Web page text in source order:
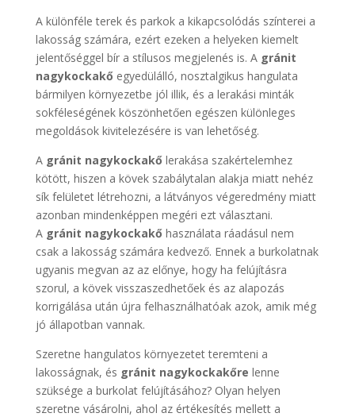
A különféle terek és parkok a kikapcsolódás színterei a
lakosság számára, ezért ezeken a helyeken kiemelt
jelentőséggel bír a stílusos megjelenés is. A gránit
nagykockakőegyedülálló, nosztalgikus hangulata
bármilyen környezetbe jól illik, és a lerakási minták
sokféleségének köszönhetően egészen különleges
megoldások kivitelezésére is van lehetőség.
A gránit nagykockakőlerakása szakértelemhez
kötött, hiszen a kövek szabálytalan alakja miatt nehéz
sík felületet létrehozni, a látványos végeredmény miatt
azonban mindenképpen megéri ezt választani.
A gránit nagykockakőhasználata ráadásul nem
csak a lakosság számára kedvező. Ennek a burkolatnak
ugyanis megvan az az előnye, hogy ha felújításra
szorul, a kövek visszaszedhetőek és az alapozás
korrigálása után újra felhasználhatóak azok, amik még
jó állapotban vannak.
Szeretne hangulatos környezetet teremteni a
lakosságnak, és gránit nagykockakőre lenne
szüksége a burkolat felújításához? Olyan helyen
szeretne vásárolni, ahol az értékesítés mellett a